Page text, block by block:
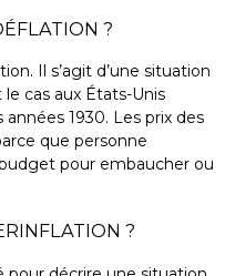
?
Il s’agit d’une situation
le cas aux États-Unis
1930. Les prix des
que personne
pour embaucher ou
?